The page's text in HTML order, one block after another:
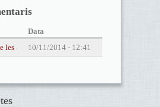
Data
les
10/11/2014 - 12:41